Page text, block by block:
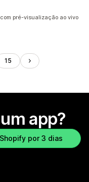
pré-visualização ao vivo
15
app?
por 3 dias